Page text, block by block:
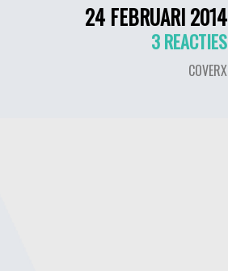
24 FEBRUARI 2014
3 REACTIES
COVERX